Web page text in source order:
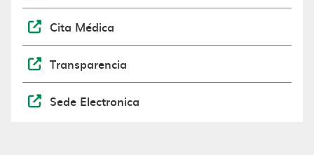
Cita Médica
Transparencia
Sede Electronica